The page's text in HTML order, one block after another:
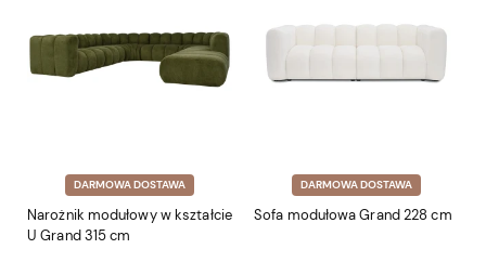
DARMOWA DOSTAWA
Narożnik modułowy w kształcie
U Grand 315 cm
DARMOWA DOSTAWA
Sofa modułowa Grand 228 cm